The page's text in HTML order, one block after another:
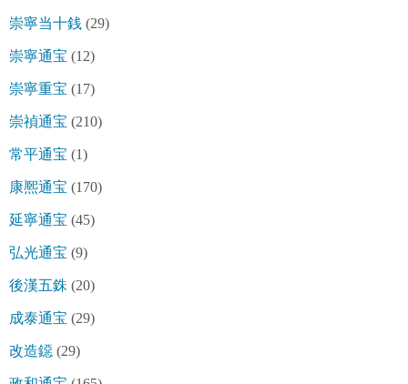
崇寧当十銭 (29)
崇寧通宝 (12)
崇寧重宝 (17)
崇禎通宝 (210)
常平通宝 (1)
康熈通宝 (170)
延寧通宝 (45)
弘光通宝 (9)
後漢五銖 (20)
成泰通宝 (29)
改造鐚 (29)